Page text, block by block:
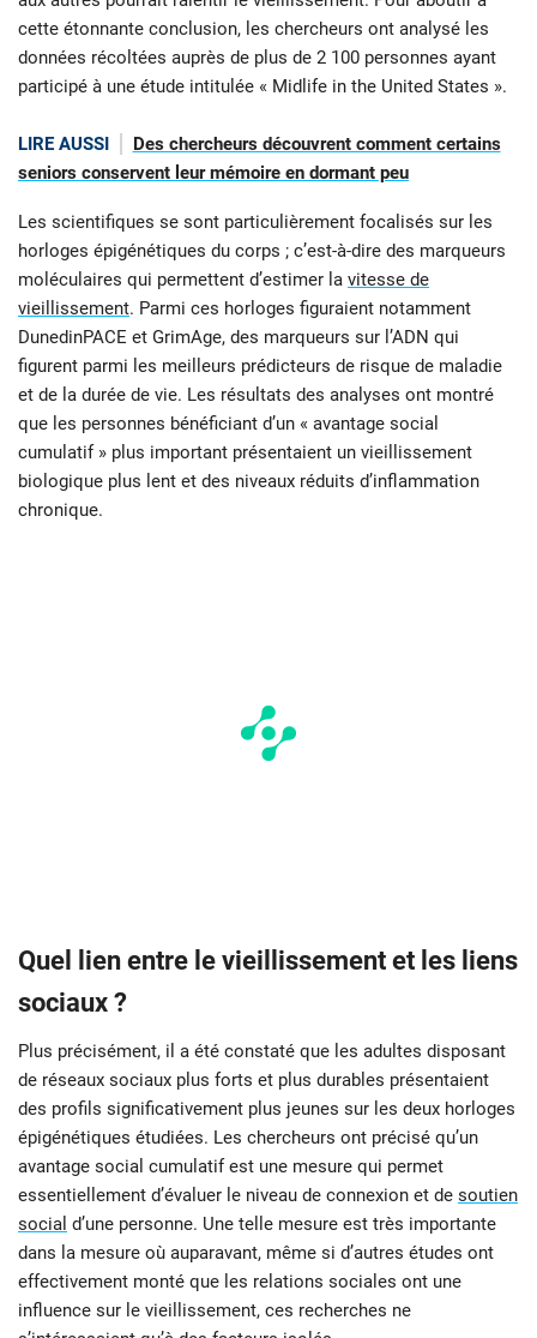
cette étonnante conclusion, les chercheurs ont analysé les
données récoltées auprès de plus de 2 100 personnes ayant
participé à une étude intitulée « Midlife in the United States ».
LIRE AUSSI
Des chercheurs découvrent comment certains
seniors conservent leur mémoire en dormant peu
Les scientifiques se sont particulièrement focalisés sur les
horloges épigénétiques du corps ; c’est-à-dire des marqueurs
moléculaires qui permettent d’estimer la vitesse de
vieillissement. Parmi ces horloges figuraient notamment
DunedinPACE et GrimAge, des marqueurs sur l’ADN qui
figurent parmi les meilleurs prédicteurs de risque de maladie
et de la durée de vie. Les résultats des analyses ont montré
que les personnes bénéficiant d’un « avantage social
cumulatif » plus important présentaient un vieillissement
biologique plus lent et des niveaux réduits d’inflammation
chronique.
Quel lien entre le vieillissement et les liens
sociaux ?
Plus précisément, il a été constaté que les adultes disposant
de réseaux sociaux plus forts et plus durables présentaient
des profils significativement plus jeunes sur les deux horloges
épigénétiques étudiées. Les chercheurs ont précisé qu’un
avantage social cumulatif est une mesure qui permet
essentiellement d’évaluer le niveau de connexion et de soutien
social d’une personne. Une telle mesure est très importante
dans la mesure où auparavant, même si d’autres études ont
effectivement monté que les relations sociales ont une
influence sur le vieillissement, ces recherches ne